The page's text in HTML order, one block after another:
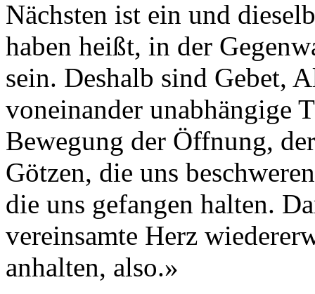
Nächsten ist ein und
haben heißt, in der
sein. Deshalb sind Gebet,
voneinander unabhängige
Bewegung der Öffnung,
Götzen, die uns
die uns gefangen halten.
vereinsamte Herz
anhalten, also.»